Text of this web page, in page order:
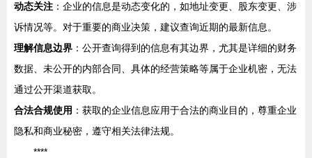
动态关注 ：企业的信息是动态变化的，如地址变更、股东变更、涉
诉情况等。对于重要的商业决策，建议查询近期的最新信息。
理解信息边界 ：公开查询得到的信息有其边界，尤其是详细的财务
数据、未公开的内部合同、具体的经营策略等属于企业机密，无法
通过公开渠道获取。
合法合规使用 ：获取的企业信息应用于合法的商业目的，尊重企业
隐私和商业秘密，遵守相关法律法规。
****